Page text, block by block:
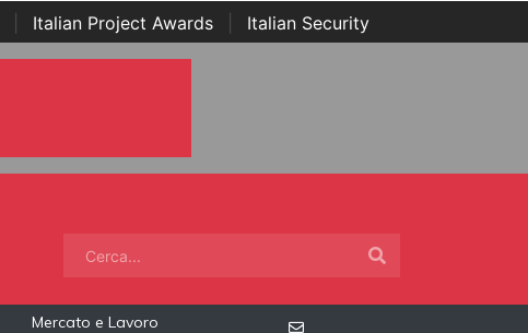
Italian Project Awards
Italian Security
Mercato e Lavoro